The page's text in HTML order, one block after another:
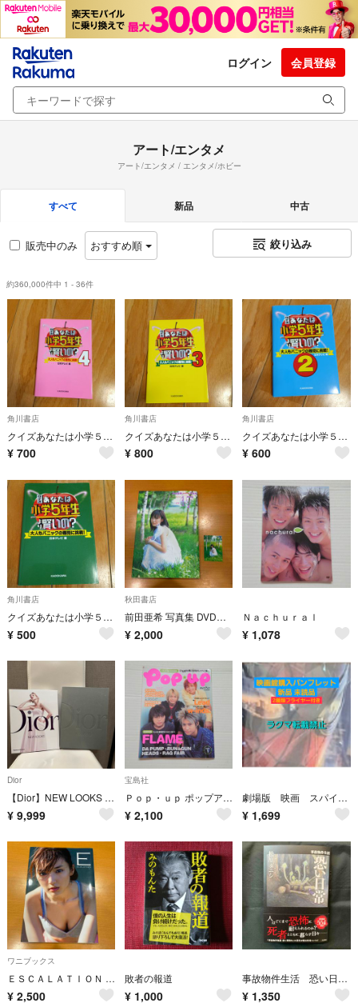
ログイン 会員登録
アート/エンタメ
アート/エンタメ / エンタメ/ホビー
すべて 新品 中古
販売中のみ おすすめ順 絞り込み
約360,000件中 1 - 36件
角川書店
クイズあなたは小学５年生より賢いの？
¥ 700
角川書店
クイズあなたは小学５年生より賢いの？
¥ 800
角川書店
クイズあなたは小学５年生より賢いの？
¥ 600
角川書店
クイズあなたは小学５年生より賢いの？
¥ 500
秋田書店
前田亜希 写真集 DVD付き 『１７（イチナナ）』
¥ 2,000
Ｎａｃｈｕｒａｌ
¥ 1,078
Dior
【Dior】NEW LOOKS アートブック
¥ 9,999
宝島社
Ｐｏｐ・ｕｐ ポップアップ
¥ 2,100
劇場版 映画 スパイダーマン：ブランド・ニュー・デイ パンフレット&フライヤー
¥ 1,699
ワニブックス
ＥＳＣＡＬＡＴＩＯＮ 真野恵里菜 DVD付き 写真集 初版
¥ 2,500
敗者の報道
¥ 1,000
事故物件生活 恐い日常 松原タニシ 初版 帯付 怖い話や恐怖の体験 怪奇エッセイ
¥ 1,350